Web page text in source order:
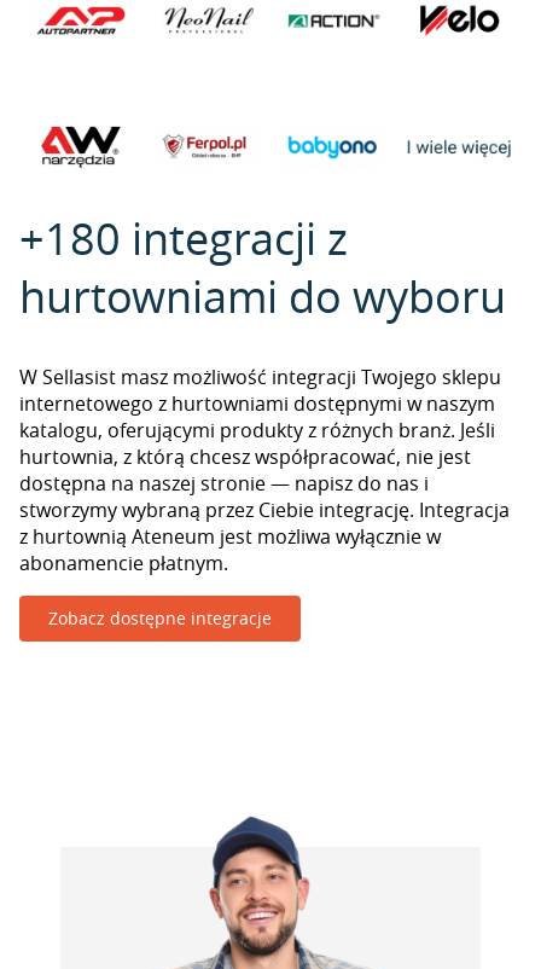
+180 integracji z
hurtowniami do wyboru
W Sellasist masz możliwość integracji Twojego sklepu
internetowego z hurtowniami dostępnymi w naszym
katalogu, oferującymi produkty z różnych branż. Jeśli
hurtownia, z którą chcesz współpracować, nie jest
dostępna na naszej stronie — napisz do nas i
stworzymy wybraną przez Ciebie integrację. Integracja
z hurtownią Ateneum jest możliwa wyłącznie w
abonamencie płatnym.
Zobacz dostępne integracje